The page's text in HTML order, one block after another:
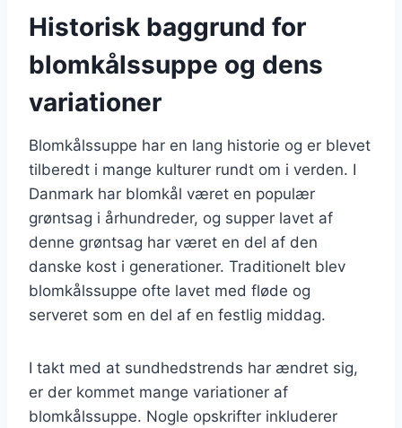
Historisk baggrund for
blomkålssuppe og dens
variationer
Blomkålssuppe har en lang historie og er blevet
tilberedt i mange kulturer rundt om i verden. I
Danmark har blomkål været en populær
grøntsag i århundreder, og supper lavet af
denne grøntsag har været en del af den
danske kost i generationer. Traditionelt blev
blomkålssuppe ofte lavet med fløde og
serveret som en del af en festlig middag.
I takt med at sundhedstrends har ændret sig,
er der kommet mange variationer af
blomkålssuppe. Nogle opskrifter inkluderer